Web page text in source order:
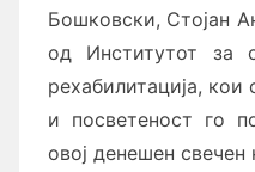
Бошковски, Стојан
од Институтот за
рехабилитација, кои
и посветеност го
овој денешен свечен